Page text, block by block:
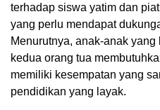
terhadap siswa yatim dan
yang perlu mendapat
Menurutnya, anak-anak
kedua orang tua
memiliki kesempatan yang
pendidikan yang layak.